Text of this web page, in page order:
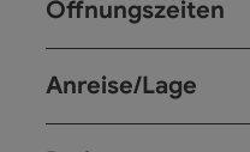
Öffnungszeiten
Anreise/Lage